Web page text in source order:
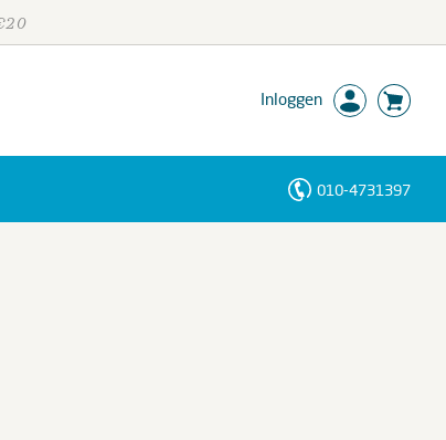
Inloggen
010-4731397